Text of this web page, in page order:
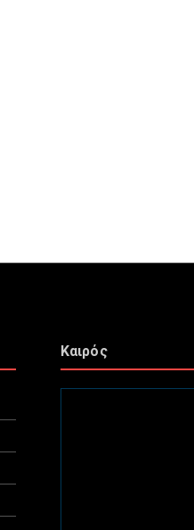
Καιρός